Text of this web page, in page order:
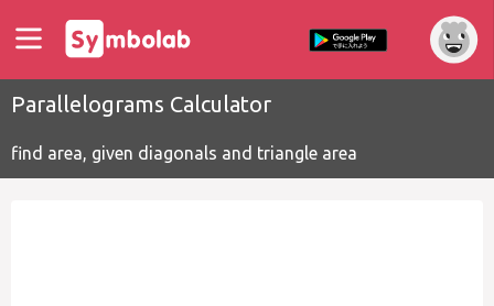
Parallelograms Calculator
find area, given diagonals and triangle area